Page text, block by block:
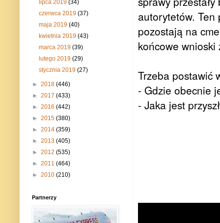
autorytetów.
pozostają na
końcowe wnioski
Trzeba postawić
- Gdzie obecnie
- Jaka jest
lipca 2019(34)
czerwca 2019(37)
maja 2019(40)
kwietnia 2019(43)
marca 2019(39)
lutego 2019(29)
stycznia 2019(27)
► 2018 (446)
► 2017 (433)
► 2016 (442)
► 2015 (380)
► 2014 (359)
► 2013 (405)
► 2012 (535)
► 2011 (464)
► 2010 (210)
Partnerzy